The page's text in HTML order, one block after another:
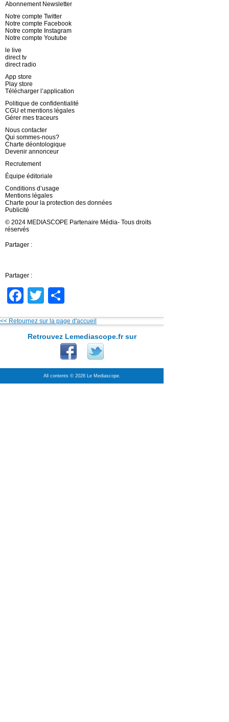
Abonnement Newsletter
Notre compte Twitter
Notre compte Facebook
Notre compte Instagram
Notre compte Youtube
le live
direct tv
direct radio
App store
Play store
Télécharger l’application
Politique de confidentialité
CGU et mentions légales
Gérer mes traceurs
Nous contacter
Qui sommes-nous?
Charte déontologique
Devenir annonceur
Recrutement
Équipe éditoriale
Conditions d’usage
Mentions légales
Charte pour la protection des données
Publicité
© 2024 MEDIASCOPE Partenaire Média- Tous droits
réservés
Partager :
Partager :
Facebook
Twitter
<< Retournez sur la page d'accueil
Retrouvez Lemediascope.fr sur
All contents © 2026 Le Mediascope.